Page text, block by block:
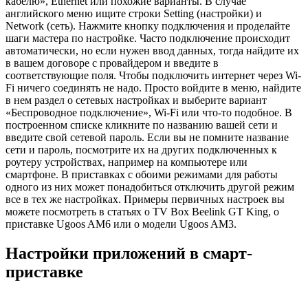
английского меню ищите строки Setting (настройки) и
Network (сеть). Нажмите кнопку подключения и проделайте
шаги мастера по настройке. Часто подключение происходит
автоматически, но если нужен ввод данных, тогда найдите их
в вашем договоре с провайдером и введите в
соответствующие поля. Чтобы подключить интернет через Wi-
Fi ничего соединять не надо. Просто войдите в меню, найдите
в нем раздел о сетевых настройках и выберите вариант
«Беспроводное подключение», Wi-Fi или что-то подобное. В
построенном списке кликните по названию вашей сети и
введите свой сетевой пароль. Если вы не помните название
сети и пароль, посмотрите их на других подключенных к
роутеру устройствах, например на компьютере или
смартфоне. В приставках с обоими режимами для работы
одного из них может понадобиться отключить другой режим
все в тех же настройках. Примеры первичных настроек вы
можете посмотреть в статьях о TV Box Beelink GT King, о
приставке Ugoos AM6 или о модели Ugoos AM3.
Настройки приложений в смарт-
приставке